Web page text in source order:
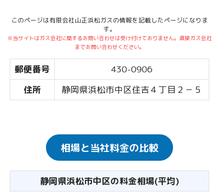
このページは有限会社山正浜松ガスの情報を記載したページになりま
す。
※当サイトはガス会社に関するお問い合わせは受け付けておりません。直接ガス会社
までお問い合わせください。
郵便番号
430-0906
住所
静岡県浜松市中区住吉４丁目２－５
相場と当社料金の比較
静岡県浜松市中区の料金相場(平均)